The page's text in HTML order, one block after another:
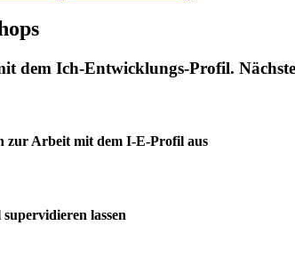
dem Ich-Entwicklungs-Profil.
zur Arbeit mit dem I-E-Profil aus
lassen